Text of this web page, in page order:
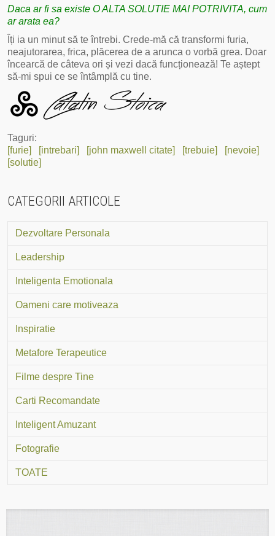
Daca ar fi sa existe O ALTA SOLUTIE MAI POTRIVITA, cum
ar arata ea?
Îți ia un minut să te întrebi. Crede-mă că transformi furia,
neajutorarea, frica, plăcerea de a arunca o vorbă grea. Doar
încearcă de câteva ori și vezi dacă funcționează! Te aștept
să-mi spui ce se întâmplă cu tine.
Taguri:
[furie]
[intrebari] [john maxwell citate] [trebuie]
[nevoie]
[solutie]
CATEGORII ARTICOLE
Dezvoltare Personala
Leadership
Inteligenta Emotionala
Oameni care motiveaza
Inspiratie
Metafore Terapeutice
Filme despre Tine
Carti Recomandate
Inteligent Amuzant
Fotografie
TOATE